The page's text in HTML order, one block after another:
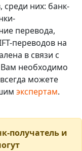
среди них: банк-
перевода,
переводов на
в связи с
необходимо
можете
экспертам.
получатель и